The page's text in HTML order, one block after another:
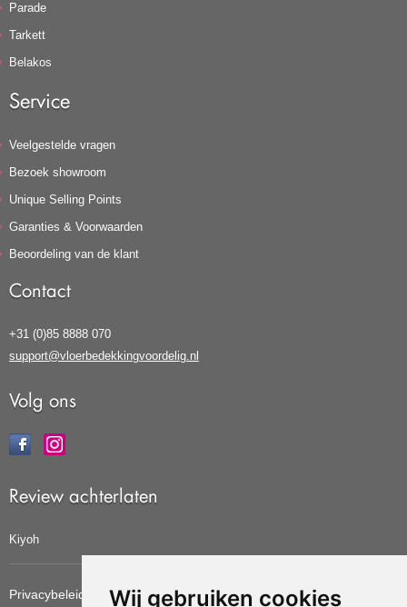
Wij gebruiken cookies
Parade
Tarkett
Belakos
Service
Veelgestelde vragen
Bezoek showroom
Unique Selling Points
Garanties & Voorwaarden
Beoordeling van de klant
Contact
+31 (0)85 8888 070
support@vloerbedekkingvoordelig.nl
Volg ons
Review achterlaten
Kiyoh
Privacybeleid Cookiebeleid Update cookies voorkeuren